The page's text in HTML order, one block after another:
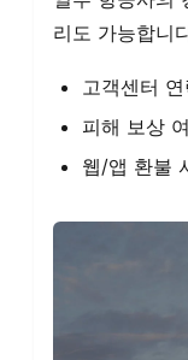
리도 가능합니
고객센터
피해 보상
웹/앱 환불